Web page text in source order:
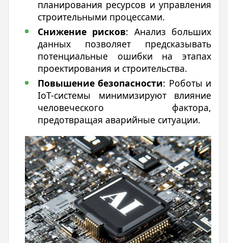
планирования ресурсов и управления
строительными процессами.
Снижение рисков: Анализ больших
данных позволяет предсказывать
потенциальные ошибки на этапах
проектирования и строительства.
Повышение безопасности: Роботы и
IoT-системы минимизируют влияние
человеческого фактора,
предотвращая аварийные ситуации.